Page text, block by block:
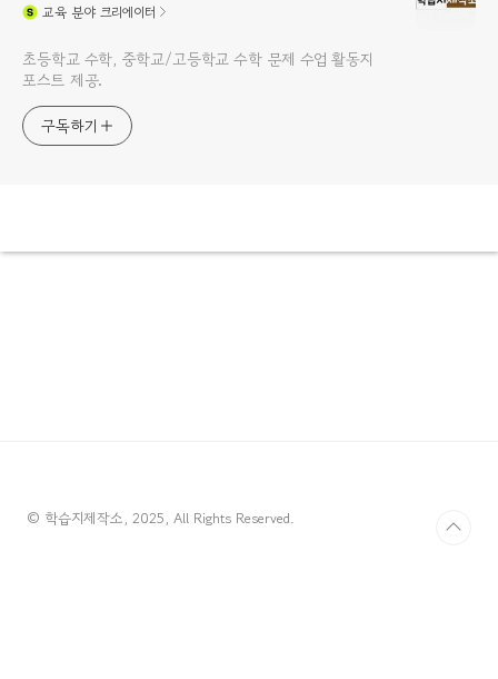
교육 분야 크리에이터
초등학교 수학, 중학교/고등학교 수학 문제 수업 활동지
포스트 제공.
구독하기
© 학습지제작소, 2025, All Rights Reserved.